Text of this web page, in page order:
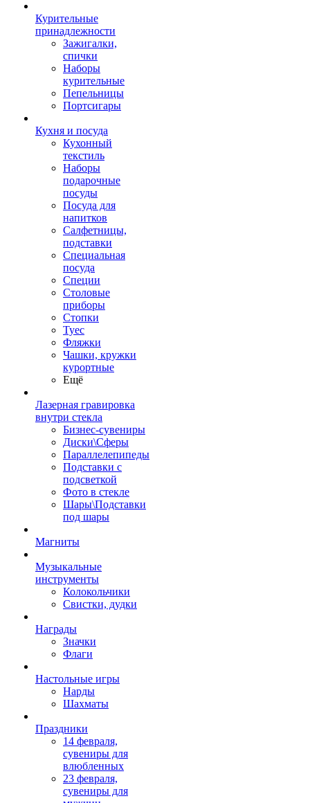
Курительные
принадлежности
Зажигалки,
спички
Наборы
курительные
Пепельницы
Портсигары
Кухня и посуда
Кухонный
текстиль
Наборы
подарочные
посуды
Посуда для
напитков
Салфетницы,
подставки
Специальная
посуда
Специи
Столовые
приборы
Стопки
Туес
Фляжки
Чашки, кружки
курортные
Ещё
Лазерная гравировка
внутри стекла
Бизнес-сувениры
Диски\Сферы
Параллелепипеды
Подставки с
подсветкой
Фото в стекле
Шары\Подставки
под шары
Магниты
Музыкальные
инструменты
Колокольчики
Свистки, дудки
Награды
Значки
Флаги
Настольные игры
Нарды
Шахматы
Праздники
14 февраля,
сувениры для
влюбленных
23 февраля,
сувениры для